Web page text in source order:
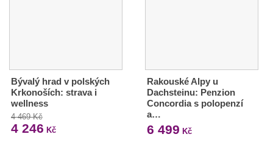
Bývalý hrad v polských
Krkonoších: strava i
wellness
4 469 Kč
4 246 Kč
Rakouské Alpy u
Dachsteinu: Penzion
Concordia s polopenzí
a…
6 499 Kč